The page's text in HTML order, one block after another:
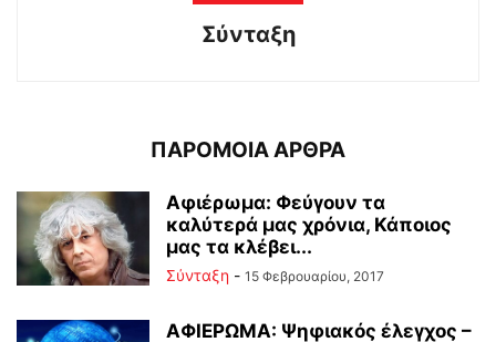
Σύνταξη
ΠΑΡΟΜΟΙΑ ΑΡΘΡΑ
Αφιέρωμα: Φεύγουν τα
καλύτερά μας χρόνια, Κάποιος
μας τα κλέβει...
Σύνταξη - 15 Φεβρουαρίου, 2017
ΑΦΙΕΡΩΜΑ: Ψηφιακός έλεγχος –